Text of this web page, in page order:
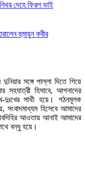
দেহে ফিরল ভাই
হুমায়ুন কবীর
সঙ্গে পাল্লা দিতে গিয়ে
হিসাবে, আপনাদের
দুঃখের সাথী হয়ে। গঠনমূলক
হিসেবে আমাদের
আওতায় আনাই আমাদের
বন্ধু হয়ে।